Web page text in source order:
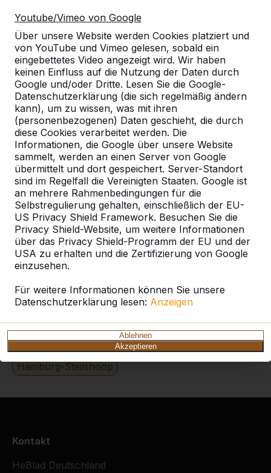
Youtube/Vimeo von Google
Über unsere Website werden Cookies platziert und
von YouTube und Vimeo gelesen, sobald ein
eingebettetes Video angezeigt wird. Wir haben
keinen Einfluss auf die Nutzung der Daten durch
Google und/oder Dritte. Lesen Sie die Google-
Datenschutzerklärung (die sich regelmäßig ändern
kann), um zu wissen, was mit ihren
(personenbezogenen) Daten geschieht, die durch
diese Cookies verarbeitet werden. Die
Informationen, die Google über unsere Website
sammelt, werden an einen Server von Google
übermittelt und dort gespeichert. Server-Standort
sind im Regelfall die Vereinigten Staaten. Google ist
an mehrere Rahmenbedingungen für die
Selbstregulierung gehalten, einschließlich der EU-
US Privacy Shield Framework. Besuchen Sie die
Privacy Shield-Website, um weitere Informationen
über das Privacy Shield-Programm der EU und der
USA zu erhalten und die Zertifizierung von Google
einzusehen.
Für weitere Informationen können Sie unsere
Datenschutzerklärung lesen: Anzeigen
Ablehnen
Akzeptieren
Referenzen
Unsere Produkte finden Sie in ganz Europa
und darüber hinaus. Sehen Sie hier, wo Sie
ein HeBlad-Produkt in Ihrer Nähe finden.
Produkt
Alles anzeigen
Kategorie
Alles anzeigen
Ort oder Postleitzahl suchen
Zie ook
Hamburg-Steilshoop
Kontakt
HeBlad Deutschland